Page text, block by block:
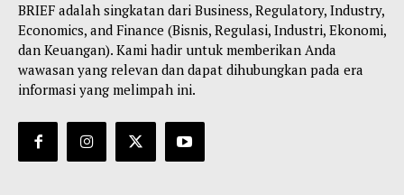
BRIEF adalah singkatan dari Business, Regulatory, Industry,
Economics, and Finance (Bisnis, Regulasi, Industri, Ekonomi,
dan Keuangan). Kami hadir untuk memberikan Anda
wawasan yang relevan dan dapat dihubungkan pada era
informasi yang melimpah ini.